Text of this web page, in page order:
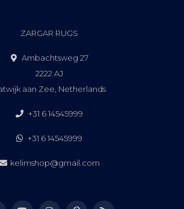
ZARGAR RUGS
Ambachtsweg 27
2222 AJ
aan Zee, Netherlands
+31 6 14545999
+31 6 14545999
kelimshop@gmail.com